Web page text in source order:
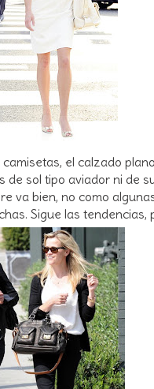
el calzado
sol tipo aviador ni de
va bien, no como
Sigue las tendencias,